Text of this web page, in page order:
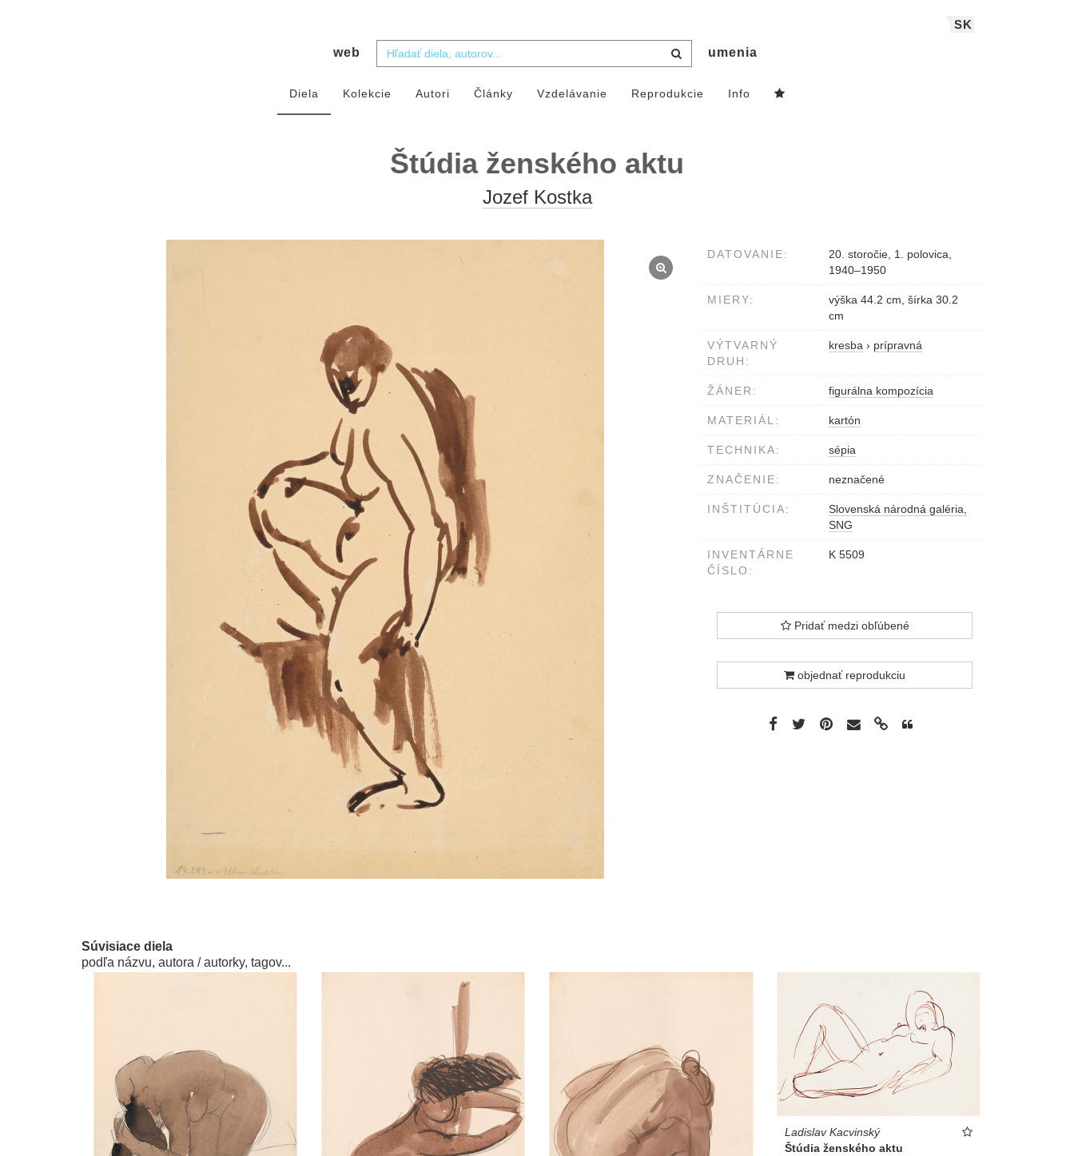
SK
web umenia
Diela Kolekcie Autori Články Vzdelávanie Reprodukcie Info
Štúdia ženského aktu
Jozef Kostka
DATOVANIE:
20. storočie, 1. polovica,
1940–1950
MIERY:
výška 44.2 cm, šírka 30.2
cm
VÝTVARNÝ
DRUH:
kresba › prípravná
ŽÁNER: figurálna kompozícia
MATERIÁL: kartón
TECHNIKA: sépia
ZNAČENIE: neznačené
INŠTITÚCIA:
Slovenská národná galéria,
SNG
INVENTÁRNE
ČÍSLO:
K 5509
Pridať medzi obľúbené
objednať reprodukciu
Súvisiace diela
podľa názvu, autora / autorky, tagov...
Ladislav Kacvinský
Štúdia ženského aktu